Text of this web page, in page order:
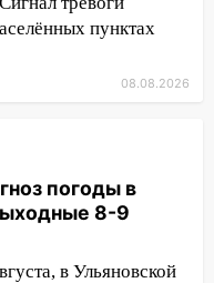
прибор для
фитнес-
детские
пунктах
08.08.2026
погоды в
8-9
в Ульяновской